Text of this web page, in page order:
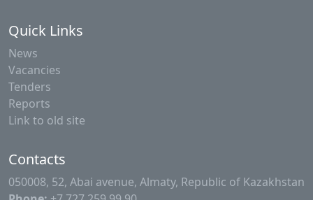
Quick Links
News
Vacancies
Tenders
Reports
Link to old site
Contacts
050008, 52, Abai avenue, Almaty, Republic of Kazakhstan